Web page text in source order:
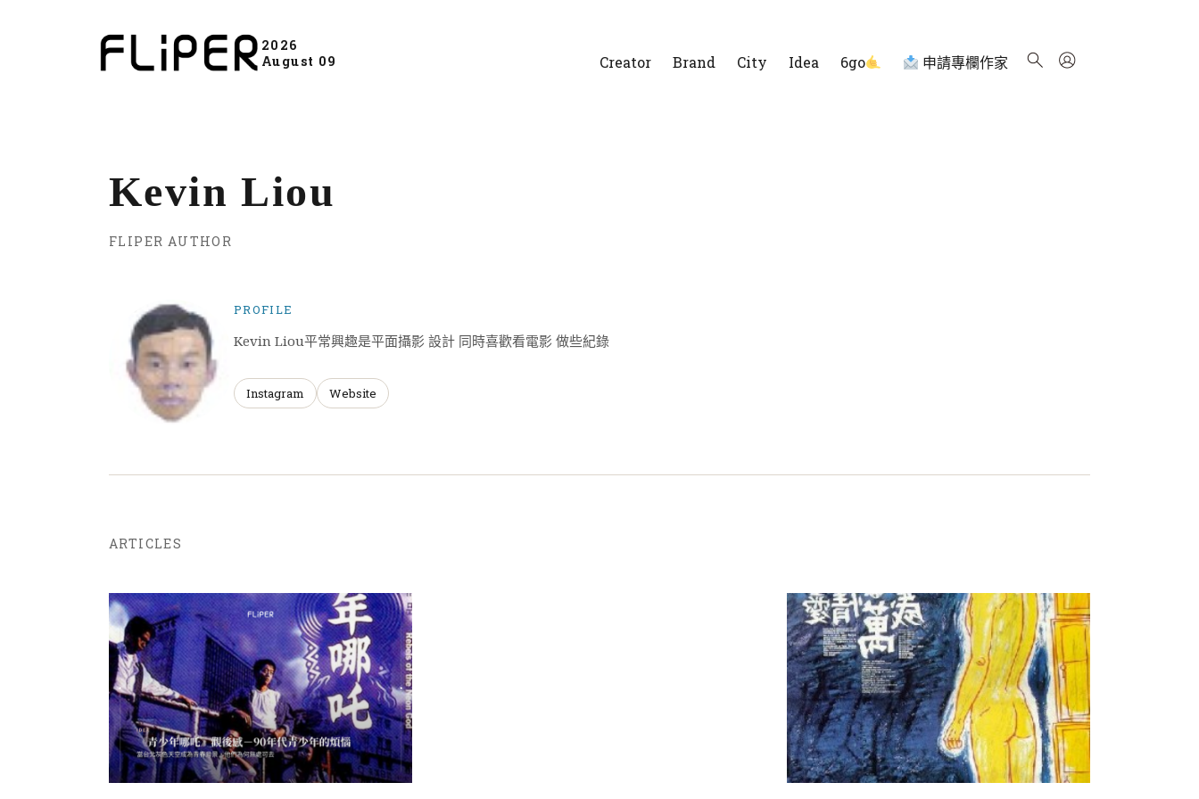
2026
August 09
Creator Brand City Idea 6go 申請專欄作家
Kevin Liou
FLIPER AUTHOR
PROFILE
Kevin Liou平常興趣是平面攝影 設計 同時喜歡看電影 做些紀錄
Instagram Website
ARTICLES